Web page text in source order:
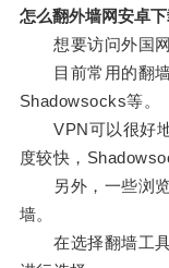
怎么翻外墙网安卓
想要访问外国网
目前常用的翻墙
Shadowsocks等。
VPN可以很好地
度较快，
另外，一些浏览
墙。
在选择翻墙工具